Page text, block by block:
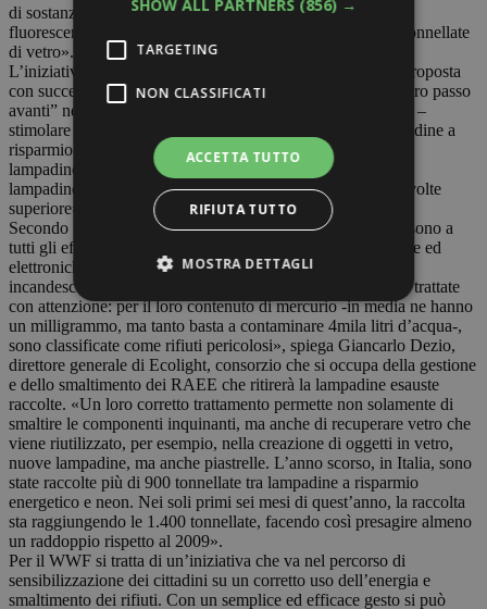
di sostanze inquinanti pericolose come mercurio e polveri
fluorescenti, ma anche permettendo il recupero di quasi 7 tonnellate
di vetro».
L’iniziativa, la prima in Italia di questo genere, è già stata proposta
con successo da IKEA in Norvegia. «Vogliamo fare “un altro passo
avanti” nell’attenzione per l’ambiente – prosegue Giordano –
stimolare i nostri clienti a recuperare correttamente le lampadine a
risparmio energetico. E stimolare, nel contempo, all’uso di
lampadine che consumano l’80% in meno delle tradizionali
lampadine a incandescenza e hanno una durata circa dieci volte
superiore».
Secondo la normativa le lampadine a risparmio energetico sono a
tutti gli effetti dei RAEE, rifiuti da apparecchiature elettriche ed
elettroniche. «Contrariamente alle tradizionali lampadine a
incandescenza quelle a risparmio energetico devono essere trattate
con attenzione: per il loro contenuto di mercurio -in media ne hanno
un milligrammo, ma tanto basta a contaminare 4mila litri d’acqua-,
sono classificate come rifiuti pericolosi», spiega Giancarlo Dezio,
direttore generale di Ecolight, consorzio che si occupa della gestione
e dello smaltimento dei RAEE che ritirerà la lampadine esauste
raccolte. «Un loro corretto trattamento permette non solamente di
smaltire le componenti inquinanti, ma anche di recuperare vetro che
viene riutilizzato, per esempio, nella creazione di oggetti in vetro,
nuove lampadine, ma anche piastrelle. L’anno scorso, in Italia, sono
state raccolte più di 900 tonnellate tra lampadine a risparmio
energetico e neon. Nei soli primi sei mesi di quest’anno, la raccolta
sta raggiungendo le 1.400 tonnellate, facendo così presagire almeno
un raddoppio rispetto al 2009».
Per il WWF si tratta di un’iniziativa che va nel percorso di
sensibilizzazione dei cittadini su un corretto uso dell’energia e
smaltimento dei rifiuti. Con un semplice ed efficace gesto si può
SHOW ALL PARTNERS (856) →
TARGETING
NON CLASSIFICATI
ACCETTA TUTTO
RIFIUTA TUTTO
MOSTRA DETTAGLI